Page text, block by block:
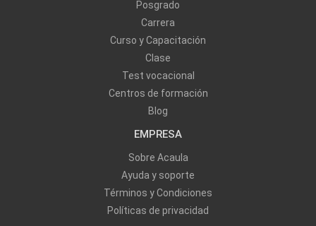
Posgrado
Carrera
Curso y Capacitación
Clase
Test vocacional
Centros de formación
Blog
EMPRESA
Sobre Acaula
Ayuda y soporte
Términos y Condiciones
Políticas de privacidad